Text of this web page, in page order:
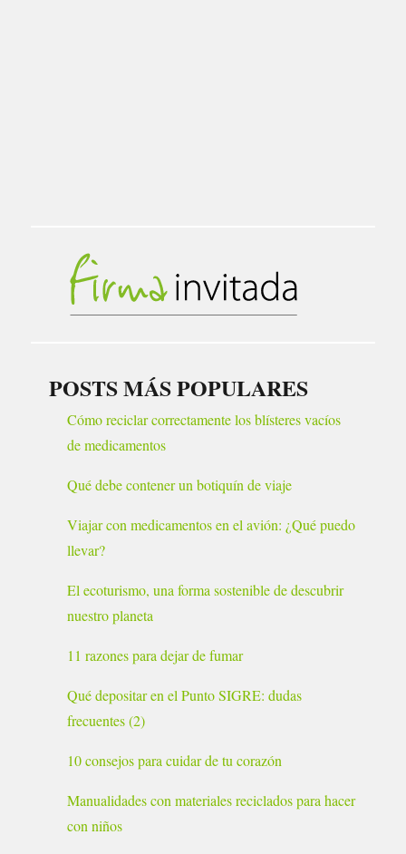
POSTS MÁS POPULARES
Cómo reciclar correctamente los blísteres vacíos
de medicamentos
Qué debe contener un botiquín de viaje
Viajar con medicamentos en el avión: ¿Qué puedo
llevar?
El ecoturismo, una forma sostenible de descubrir
nuestro planeta
11 razones para dejar de fumar
Qué depositar en el Punto SIGRE: dudas
frecuentes (2)
10 consejos para cuidar de tu corazón
Manualidades con materiales reciclados para hacer
con niños